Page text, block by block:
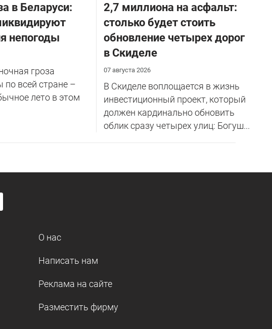
в Беларуси:
непогоды
гроза
по всей стране –
лето в этом
2,7 миллиона на асфальт:
столько будет стоить
обновление четырех дорог
в Скиделе
07 августа 2026
В Скиделе воплощается в жизнь
инвестиционный проект, который
должен кардинально обновить
облик сразу четырех улиц: Богуш...
О нас
Написать нам
Реклама на сайте
Разместить фирму